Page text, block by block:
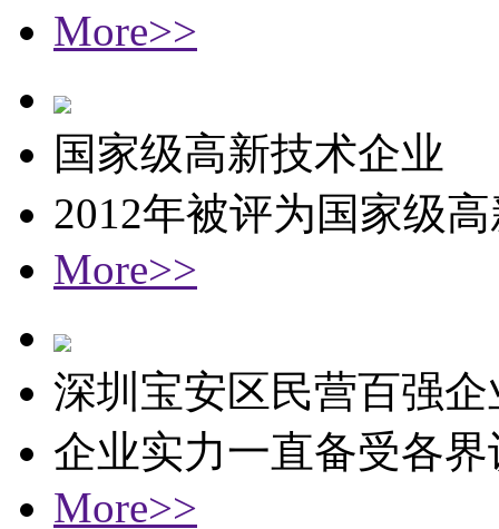
More>>
国家级高新技术企业
2012年被评为国家级
More>>
深圳宝安区民营百强企
企业实力一直备受各界
More>>